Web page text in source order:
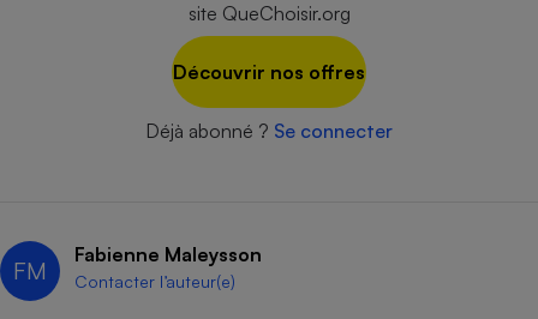
site QueChoisir.org
Découvrir nos offres
Déjà abonné ? Se connecter
FM
Fabienne Maleysson
Contacter l’auteur(e)
Climatiseur -
Ventilateur